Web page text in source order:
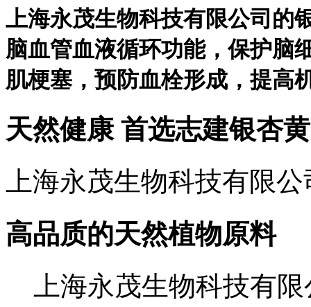
上海永茂生物科技有限公司的
脑血管血液循环功能，保护脑
肌梗塞，预防血栓形成，提高
天然健康 首选志建银杏
上海永茂生物科技有限
高品质的天然植物原料
上海永茂生物科技有